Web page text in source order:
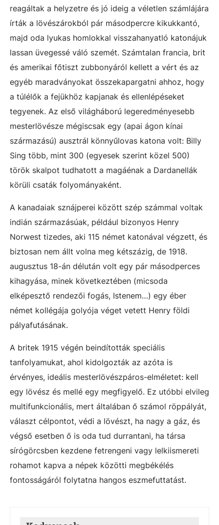
reagáltak a helyzetre és jó ideig a véletlen számlájára
írták a lövészárokból pár másodpercre kikukkantó,
majd oda lyukas homlokkal visszahanyatló katonájuk
lassan üvegessé váló szemét. Számtalan francia, brit
és amerikai főtiszt zubbonyáról kellett a vért és az
egyéb maradványokat összekapargatni ahhoz, hogy
a túlélők a fejükhöz kapjanak és ellenlépéseket
tegyenek. Az első világháború legeredményesebb
mesterlövésze mégiscsak egy (apai ágon kínai
származású) ausztrál könnyűlovas katona volt: Billy
Sing több, mint 300 (egyesek szerint közel 500)
török skalpot tudhatott a magáénak a Dardanellák
körüli csaták folyományaként.
A kanadaiak sznájperei között szép számmal voltak
indián származásúak, például bizonyos Henry
Norwest tizedes, aki 115 német katonával végzett, és
biztosan nem állt volna meg kétszázig, de 1918.
augusztus 18-án délután volt egy pár másodperces
kihagyása, minek következtében (micsoda
elképesztő rendezői fogás, Istenem…) egy éber
német kollégája golyója véget vetett Henry földi
pályafutásának.
A britek 1915 végén beindították speciális
tanfolyamukat, ahol kidolgozták az azóta is
érvényes, ideális mesterlövészpáros-elméletet: kell
egy lövész és mellé egy megfigyelő. Ez utóbbi elvileg
multifunkcionális, mert általában ő számol röppályát,
választ célpontot, védi a lövészt, ha nagy a gáz, és
végső esetben ő is oda tud durrantani, ha társa
sírógörcsben kezdene fetrengeni vagy lelkiismereti
rohamot kapva a népek közötti megbékélés
fontosságáról folytatna hangos eszmefuttatást.